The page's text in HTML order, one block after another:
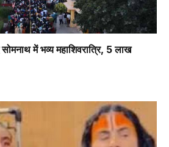
में भव्य महाशिवरात्रि, 5 लाख